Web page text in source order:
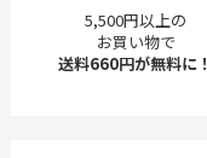
5,500円以上の
お買い物で
送料660円が無料に！